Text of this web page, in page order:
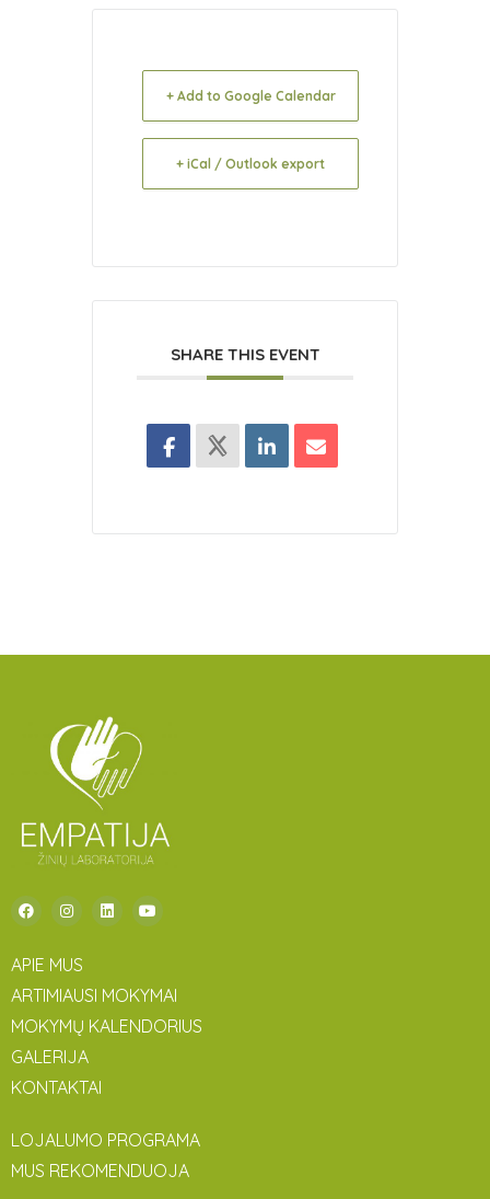
+ Add to Google Calendar
+ iCal / Outlook export
SHARE THIS EVENT
APIE MUS
ARTIMIAUSI MOKYMAI
MOKYMŲ KALENDORIUS
GALERIJA
KONTAKTAI
LOJALUMO PROGRAMA
MUS REKOMENDUOJA